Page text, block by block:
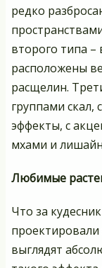
редко
второго типа –
расположены
расщелин.
группами
эффекты, с
мхами и
Любимые
Что за
выглядят